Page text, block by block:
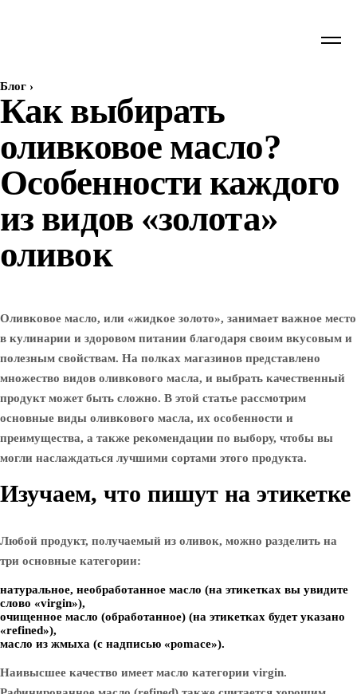
Блог ›
Как выбирать
оливковое масло?
Особенности каждого
из видов «золота»
оливок
Оливковое масло, или «жидкое золото», занимает важное место
в кулинарии и здоровом питании благодаря своим вкусовым и
полезным свойствам. На полках магазинов представлено
множество видов оливкового масла, и выбрать качественный
продукт может быть сложно. В этой статье рассмотрим
основные виды оливкового масла, их особенности и
преимущества, а также рекомендации по выбору, чтобы вы
могли наслаждаться лучшими сортами этого продукта.
Изучаем, что пишут на этикетке
Любой продукт, получаемый из оливок, можно разделить на
три основные категории:
натуральное, необработанное масло (на этикетках вы увидите
слово «virgin»),
очищенное масло (обработанное) (на этикетках будет указано
«refined»),
масло из жмыха (с надписью «pomace»).
Наивысшее качество имеет масло категории virgin.